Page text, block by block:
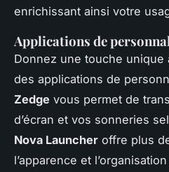
enrichissant ainsi votre
Applications de
Donnez une touche unique
des applications de
Zedge vous permet de
d’écran et vos sonneries
Nova Launcher offre plus
l’apparence et